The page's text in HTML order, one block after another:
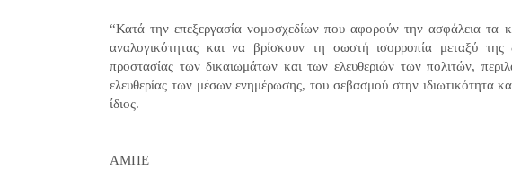
“Κατά την επεξεργασία νομοσχεδίων που αφορούν την ασφάλεια τα
αναλογικότητας και να βρίσκουν τη σωστή ισορροπία μεταξύ της
προστασίας των δικαιωμάτων και των ελευθεριών των πολιτών,
ελευθερίας των μέσων ενημέρωσης, του σεβασμού στην ιδιωτικότητα
ίδιος.
ΑΜΠΕ